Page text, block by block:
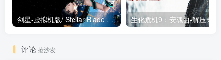
剑星-虚拟机版/ Stellar Blade v1.4.1|Build.19963153 终极版新补丁 送修改器 免安装中文版
评论 抢沙发